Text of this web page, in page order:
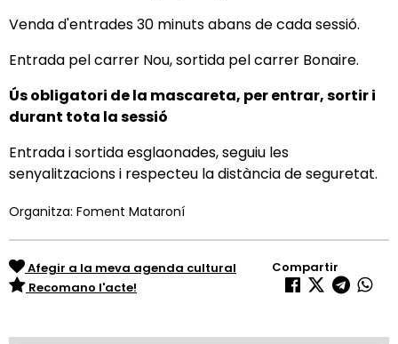
Venda d'entrades 30 minuts abans de cada sessió.
Entrada pel carrer Nou, sortida pel carrer Bonaire.
Ús obligatori de la mascareta, per entrar, sortir i
durant tota la sessió
Entrada i sortida esglaonades, seguiu les
senyalitzacions i respecteu la distància de seguretat.
Organitza: Foment Mataroní
Afegir a la meva agenda cultural
Recomano l'acte!
Compartir